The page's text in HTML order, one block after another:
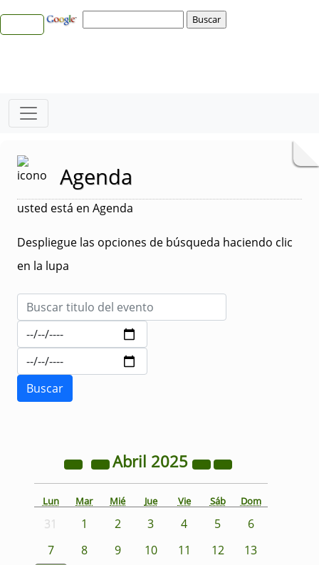
Agenda
usted está en Agenda
Despliegue las opciones de búsqueda haciendo clic
en la lupa
Abril 2025
Lun Mar Mié Jue Vie Sáb Dom
31 1 2 3 4 5
6
7
8 9 10 11 12
13